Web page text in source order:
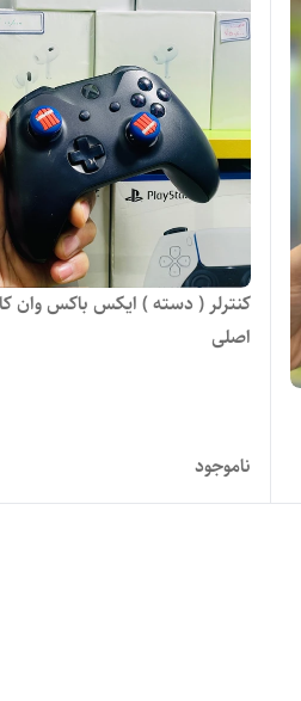
کنترلر ( دسته ) ایکس باکس وان
اصلی
ناموجود